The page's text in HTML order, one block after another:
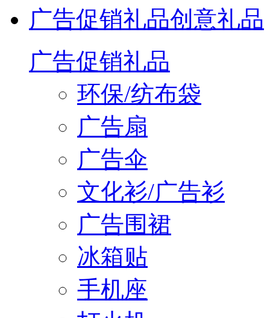
广告促销礼品创意礼品
广告促销礼品
环保/纺布袋
广告扇
广告伞
文化衫/广告衫
广告围裙
冰箱贴
手机座